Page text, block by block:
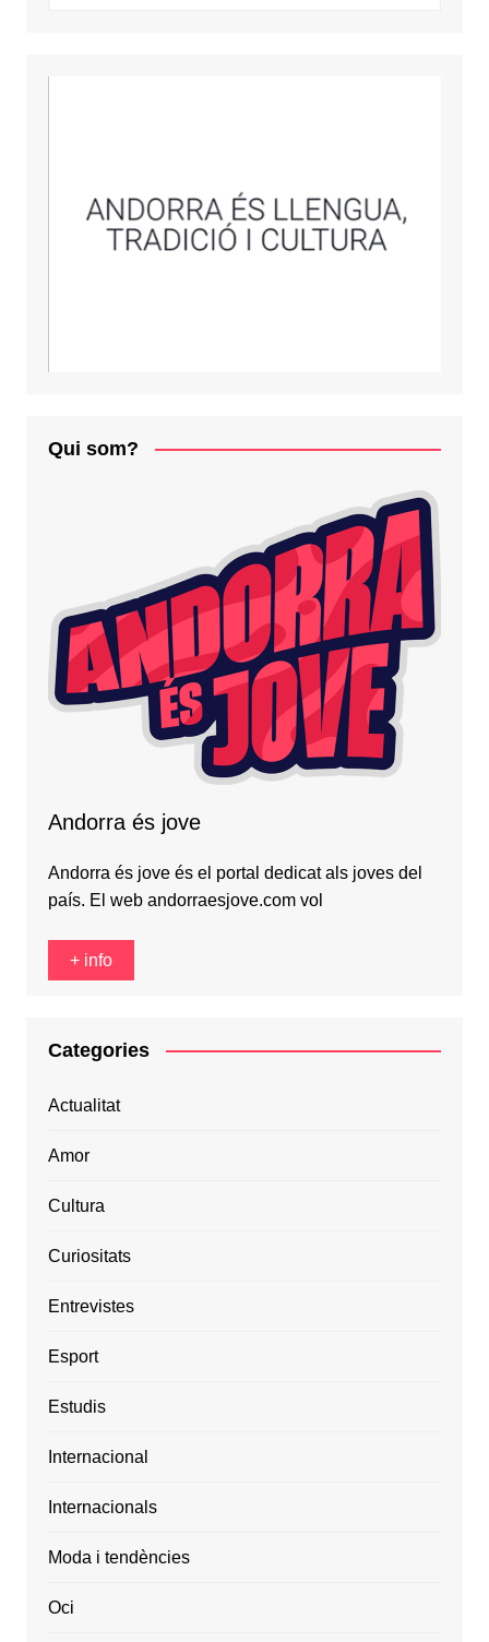
Qui som?
Andorra és jove
Andorra és jove és el portal dedicat als joves del
país. El web andorraesjove.com vol
+ info
Categories
Actualitat
Amor
Cultura
Curiositats
Entrevistes
Esport
Estudis
Internacional
Internacionals
Moda i tendències
Oci